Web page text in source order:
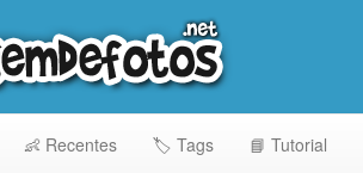
👶 Recentes 🏷️ Tags 📘 Tutorial